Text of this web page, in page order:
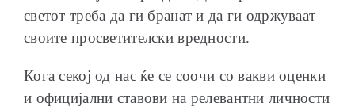
светот треба да ги бранат и да ги одржуваат
своите просветителски вредности.
Кога секој од нас ќе се соочи со вакви оценки
и официјални ставови на релевантни личности